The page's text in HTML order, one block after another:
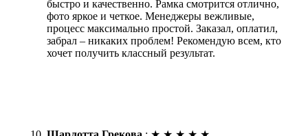
быстро и качественно. Рамка смотрится отлично,
фото яркое и четкое. Менеджеры вежливые,
процесс максимально простой. Заказал, оплатил,
забрал – никаких проблем! Рекомендую всем, кто
хочет получить классный результат.